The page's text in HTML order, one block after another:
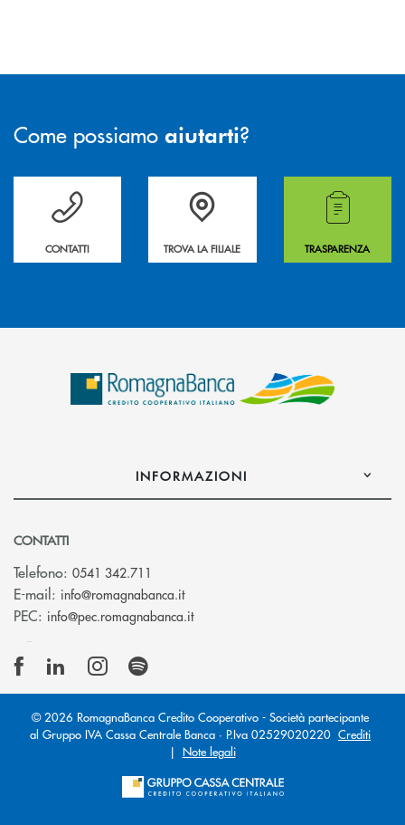
Come possiamo aiutarti?
Per ogni necessità compila il form e noi ti richiamiamo
CONTATTI
La&nbsp; Filiale &nbsp;vicina a te. &nbsp;
TROVA LA FILIALE
Hai bisogno di
TRASPARENZA
INFORMAZIONI
CONTATTI
Telefono: 0541 342.711
E-mail: info@romagnabanca.it(si apre l’app di posta elettronica)
PEC: info@pec.romagnabanca.it(si apre l’app di posta elettronica)
© 2026 RomagnaBanca Credito Cooperativo - Società partecipante
al Gruppo IVA Cassa Centrale Banca · P.Iva 02529020220 Crediti
| Note legali